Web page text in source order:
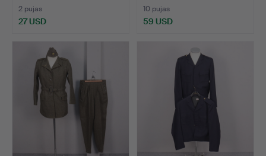
2 pujas
27 USD
10 pujas
59 USD